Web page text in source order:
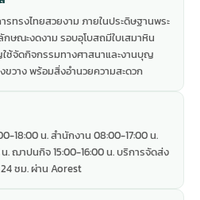
รทรงไทยสวยงาม ภายในประดิษฐานพระ
ษณะงดงาม รอบอุโบสถมีใบเสมาหิน
ช้จัดกิจกรรมทางศาสนาและงานบุญ
วาง พร้อมสิ่งอำนวยความสะดวก
18:00 น. สำนักงาน 08:00-17:00 น.
. ฌาปนกิจ 15:00-16:00 น. บริการจัดส่ง
ชม. ผ่าน Aorest